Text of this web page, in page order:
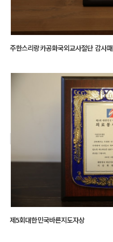
주한스리랑카공화국외교사절단 감사패
제5회대한민국바른지도자상